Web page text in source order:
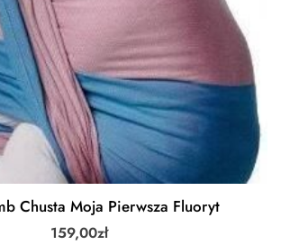
Chusta Moja Pierwsza Fluoryt
159,00zł